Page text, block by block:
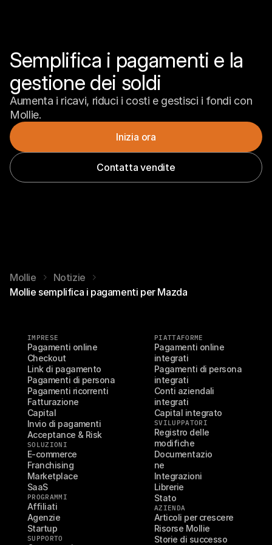
Semplifica i pagamenti e la
gestione dei soldi
Aumenta i ricavi, riduci i costi e gestisci i fondi con
Mollie.
Inizia ora
Contatta vendite
Mollie
Notizie
Mollie semplifica i pagamenti per Mazda
IMPRESE
Pagamenti online
Checkout
Link di pagamento
Pagamenti di persona
Pagamenti ricorrenti
Fatturazione
Capital
Invio di pagamenti
Acceptance & Risk
SOLUZIONI
E-commerce
Franchising
Marketplace
SaaS
PROGRAMMI
Affiliati
Agenzie
Startup
SUPPORTO
PIATTAFORME
Pagamenti online
integrati
Pagamenti di persona
integrati
Conti aziendali
integrati
Capital integrato
SVILUPPATORI
Registro delle
modifiche
Documentazio
ne
Integrazioni
Librerie
Stato
AZIENDA
Articoli per crescere
Risorse Mollie
Storie di successo